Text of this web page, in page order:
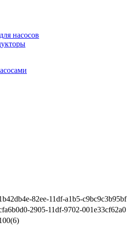
насосов
82ee-11df-a1b5-c9bc9c3b95bf
2905-11df-9702-001e33cf62a0